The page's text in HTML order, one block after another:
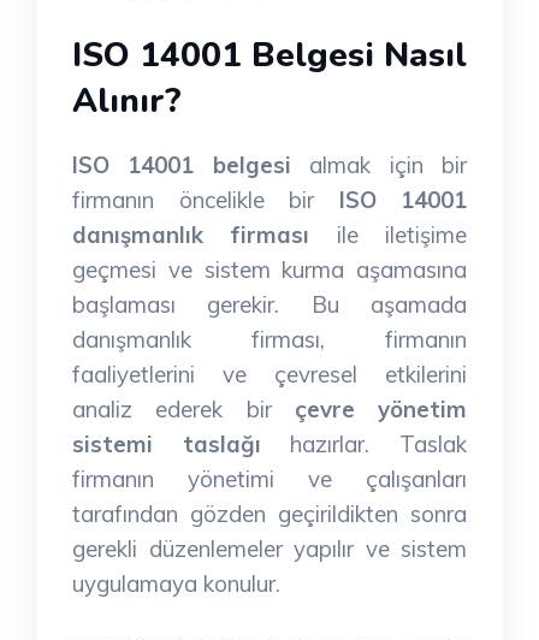
ISO 14001 Belgesi Nasıl
Alınır?
ISO 14001 belgesi almak için bir
firmanın öncelikle bir ISO 14001
danışmanlık firması ile iletişime
geçmesi ve sistem kurma aşamasına
başlaması gerekir. Bu aşamada
danışmanlık firması, firmanın
faaliyetlerini ve çevresel etkilerini
analiz ederek bir çevre yönetim
sistemi taslağı hazırlar. Taslak
firmanın yönetimi ve çalışanları
tarafından gözden geçirildikten sonra
gerekli düzenlemeler yapılır ve sistem
uygulamaya konulur.